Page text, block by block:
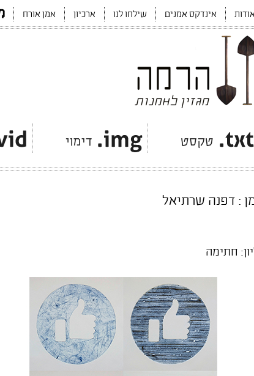
אינדקס אמנים שילחו לנו ארכיון אמן אורח
: דפנה שרתיאל
חתימה